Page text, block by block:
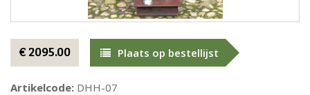
€ 2095.00 Plaats op bestellijst
Artikelcode: DHH-07